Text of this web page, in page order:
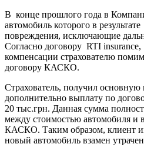
В конце прошлого года в
автомобиль которого в
повреждения, исключающие
Согласно договору RTI
компенсации страхователю
договору КАСКО.
Страхователь, получил
дополнительно выплату по
20 тыс.грн. Данная сумма
между стоимостью автомобиля и
КАСКО. Таким образом, клиент
новый автомобиль взамен